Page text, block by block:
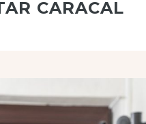
CARACAL